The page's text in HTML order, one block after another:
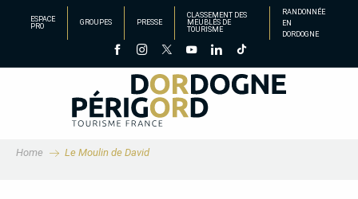
principal
ESPACE
PRO
GROUPES PRESSE
CLASSEMENT DES
MEUBLÉS DE
TOURISME
RANDONNÉE
EN
DORDOGNE
Home Le Moulin de David